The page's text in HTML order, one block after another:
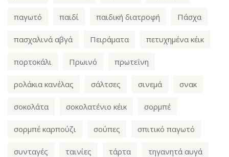
παγωτό παιδί παιδική διατροφή Πάσχα
πασχαλινά αβγά Πειράματα πετυχημένα κέικ
πορτοκάλι Πρωινό πρωτεΐνη
ρολάκια κανέλας σάλτσες σινεμά σνακ
σοκολάτα σοκολατένιο κέικ σορμπέ
σορμπέ καρπούζι σούπες σπιτικό παγωτό
συνταγές ταινίες τάρτα τηγανητά αυγά